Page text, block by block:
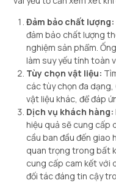
Đảm bảo chất lượng:
đảm bảo chất lượng
nghiệm sản phẩm.
làm suy yếu tính toàn
Tùy chọn vật liệu:
các tùy chọn đa
vật liệu khác, để đáp
Dịch vụ khách hàng:
hiệu quả sẽ cung cấp
cầu ban đầu đến giao
quan trọng trong bất
cung cấp cam kết với
đối tác đáng tin cậy